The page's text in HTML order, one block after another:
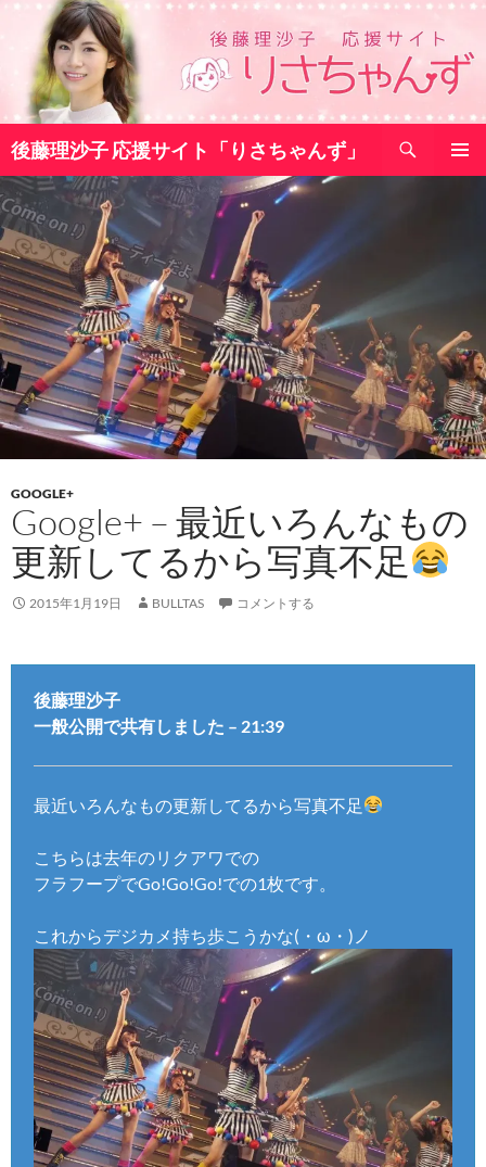
ツ
へ
ス
キ
ッ
プ
後藤理沙子 応援サイト「りさちゃんず」
索
GOOGLE+
Google+ – 最近いろんなもの
更新してるから写真不足
2015年1月19日 BULLTAS コメントする
後藤理沙子
一般公開で共有しました – 21:39
最近いろんなもの更新してるから写真不足
こちらは去年のリクアワでの
フラフープでGo!Go!Go!での1枚です。
これからデジカメ持ち歩こうかな(・ω・)ノ